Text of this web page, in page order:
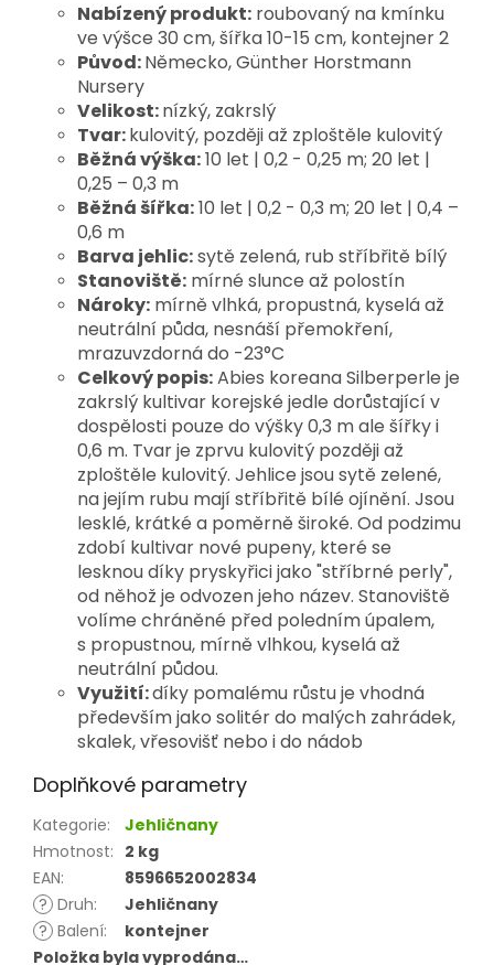
Nabízený produkt: roubovaný na kmínku
ve výšce 30 cm, šířka 10-15 cm, kontejner 2
Původ:Německo, Günther Horstmann
Nursery
Velikost:nízký, zakrslý
Tvar:kulovitý, později až zploštěle kulovitý
Běžná výška:10 let | 0,2 - 0,25 m; 20 let |
0,25 – 0,3 m
Běžná šířka:10 let | 0,2 - 0,3 m; 20 let | 0,4 –
0,6 m
Barva jehlic:sytě zelená, rub stříbřitě bílý
Stanoviště: mírné slunce až polostín
Nároky: mírně vlhká, propustná, kyselá až
neutrální půda, nesnáší přemokření,
mrazuvzdorná do -23°C
Celkový popis:Abies koreana Silberperle je
zakrslý kultivar korejské jedle dorůstající v
dospělosti pouze do výšky 0,3 m ale šířky i
0,6 m. Tvar je zprvu kulovitý později až
zploštěle kulovitý. Jehlice jsou sytě zelené,
na jejím rubu mají stříbřitě bílé ojínění. Jsou
lesklé, krátké a poměrně široké. Od podzimu
zdobí kultivar nové pupeny, které se
lesknou díky pryskyřici jako "stříbrné perly",
od něhož je odvozen jeho název. Stanoviště
volíme chráněné před poledním úpalem,
s propustnou, mírně vlhkou, kyselá až
neutrální půdou.
Využití:díky pomalému růstu je vhodná
především jako solitér do malých zahrádek,
skalek, vřesovišť nebo i do nádob
Doplňkové parametry
Kategorie:
Jehličnany
Hmotnost: 2 kg
EAN:
8596652002834
? Druh:
Jehličnany
? Balení:
kontejner
Položka byla vyprodána…